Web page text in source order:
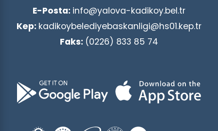
E-Posta: info@yalova-kadikoy.bel.tr
Kep: kadikoybelediyebaskanligi@hs01.kep.tr
Faks: (0226) 833 85 74